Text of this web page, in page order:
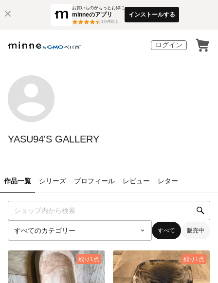
お買いものがもっとお得に
minneのアプリ
3万件以上
インストールする
ログイン
YASU94'S GALLERY
作品一覧 シリーズ プロフィール レビュー レター
すべて 販売中
残り1点 残り1点